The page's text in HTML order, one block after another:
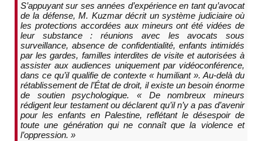
S’appuyant sur ses années d’expérience en tant qu’avocat
de la défense, M. Kuzmar décrit un système judiciaire où
les protections accordées aux mineurs ont été vidées de
leur substance : réunions avec les avocats sous
surveillance, absence de confidentialité, enfants intimidés
par les gardes, familles interdites de visite et autorisées à
assister aux audiences uniquement par vidéoconférence,
dans ce qu’il qualifie de contexte « humiliant ». Au-delà du
rétablissement de l’État de droit, il existe un besoin énorme
de soutien psychologique. « De nombreux mineurs
rédigent leur testament ou déclarent qu’il n’y a pas d’avenir
pour les enfants en Palestine, reflétant le désespoir de
toute une génération qui ne connaît que la violence et
l’oppression. »